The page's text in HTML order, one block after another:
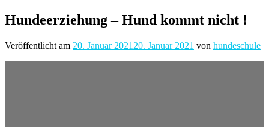
Hundeerziehung – Hund kommt nicht !
Veröffentlicht am 20. Januar 2021 20. Januar 2021 von hundeschule